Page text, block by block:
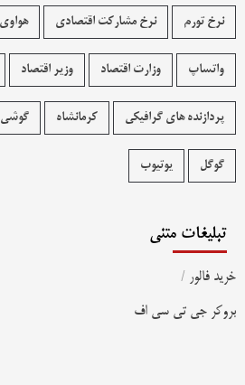
نرخ تورم نرخ مشارکت اقتصادی هواوی
واتساپ وزارت اقتصاد وزیر اقتصاد
پردازنده های گرافیکی کرمانشاه گوشی
گوگل یوتیوب
تبلیغات متنی
خرید فالور /
بروکر جی تی سی اف